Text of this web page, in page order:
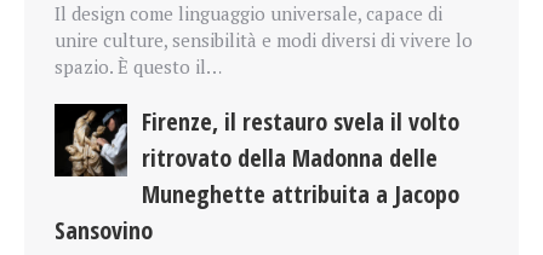
Il design come linguaggio universale, capace di
unire culture, sensibilità e modi diversi di vivere lo
spazio. È questo il…
Firenze, il restauro svela il volto
ritrovato della Madonna delle
Muneghette attribuita a Jacopo
Sansovino